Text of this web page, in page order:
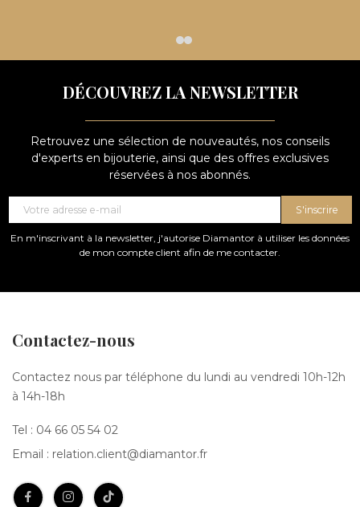
DÉCOUVREZ LA NEWSLETTER
Retrouvez une sélection de nouveautés, nos conseils
d'experts en bijouterie, ainsi que des offres exclusives
réservées à nos abonnés.
S'inscrire
En m'inscrivant à la newsletter, j'autorise Diamantor à utiliser les données
de mon compte client afin de me contacter.
Contactez-nous
Contactez nous par téléphone du lundi au vendredi 10h-12h
à 14h-18h
Tel : 04 66 05 54 02
Email : relation.client@diamantor.fr